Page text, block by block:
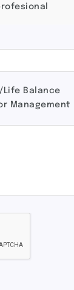
Life Balance
Management